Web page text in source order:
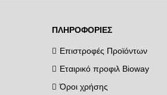
ΠΛΗΡΟΦΟΡΊΕΣ
Επιστροφές Προϊόντων
Εταιρικό προφιλ Bioway
Όροι χρήσης